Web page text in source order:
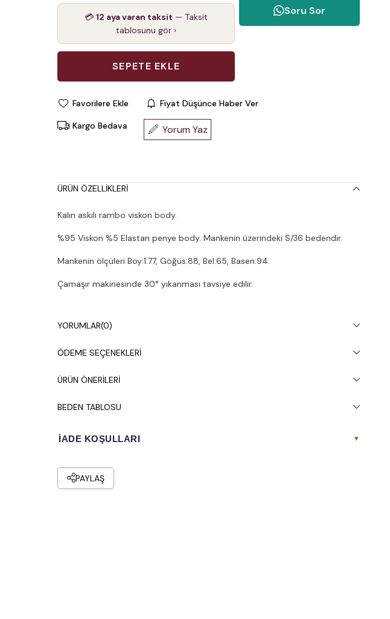
💳12 aya varan taksit — Taksit
tablosunu gör ›
Soru Sor
Favorilere Ekle Fiyat Düşünce Haber Ver
Kargo Bedava Yorum Yaz
ÜRÜN ÖZELLIKLERI
Kalın askılı rambo viskon body.
%95 Viskon %5 Elastan penye body. Mankenin üzerindeki S/36 bedendir.
Mankenin ölçüleri Boy:1.77, Göğüs:88, Bel:65, Basen:94.
Çamaşır makinesinde 30° yıkanması tavsiye edilir.
YORUMLAR(0)
ÖDEME SEÇENEKLERI
ÜRÜN ÖNERILERI
BEDEN TABLOSU
İADE KOŞULLARI ▾
PAYLAŞ